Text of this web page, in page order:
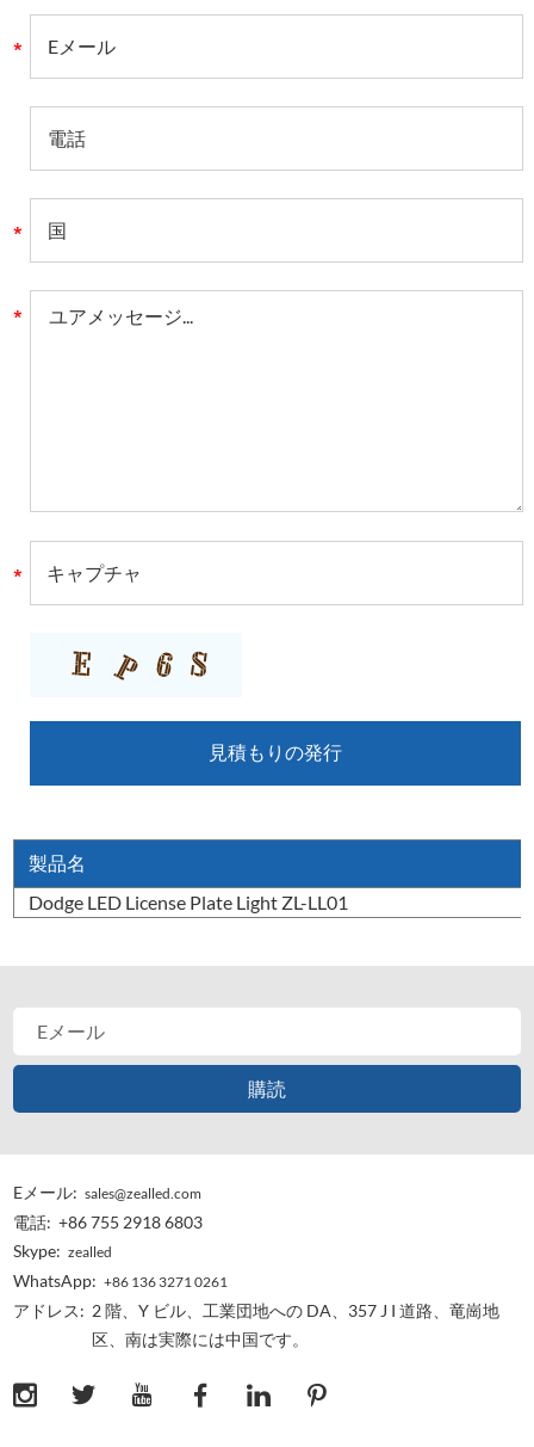
製品名
Dodge LED License Plate Light ZL-LL01
Eメール:sales@zealled.com
電話:+86 755 2918 6803
Skype:zealled
WhatsApp:+86 136 3271 0261
アドレス: 2 階、Y ビル、工業団地への DA、357 J I 道路、竜崗地
区、南は実際には中国です。